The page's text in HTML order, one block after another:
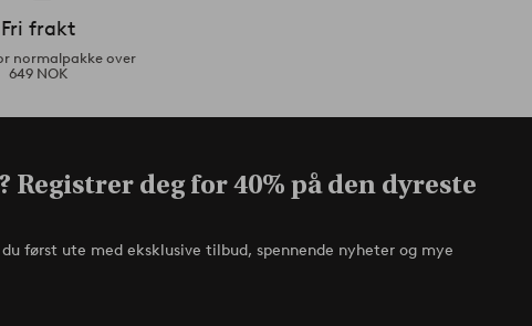
Fri frakt
normalpakke over
649 NOK
Registrer deg for 40% på den dyreste
du først ute med eksklusive tilbud, spennende nyheter og mye